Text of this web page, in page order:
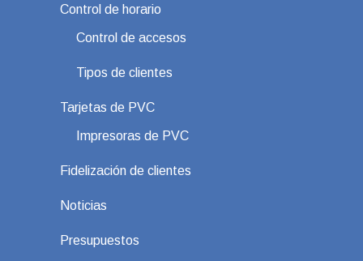
Control de horario
Control de accesos
Tipos de clientes
Tarjetas de PVC
Impresoras de PVC
Fidelización de clientes
Noticias
Presupuestos